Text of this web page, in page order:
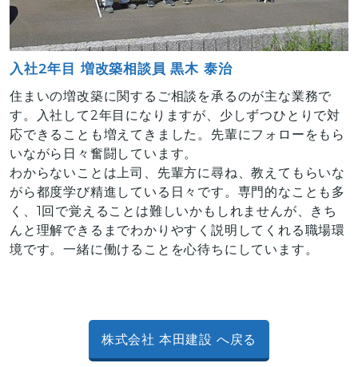
入社2年目 増改築相談員 黒木 泰治
住まいの増改築に関するご相談を承るのが主な業務で
す。入社して2年目になりますが、少しずつひとりで対
応できることも増えてきました。先輩にフォローをもら
いながら日々奮闘しています。
わからないことは上司、先輩方に尋ね、教えてもらいな
がら都度学び精進している日々です。専門的なことも多
く、1回で覚えることは難しいかもしれませんが、きち
んと理解できるまでわかりやすく説明してくれる職場環
境です。一緒に働けることを心待ちにしています。
株式会社 本田建設 へ戻る